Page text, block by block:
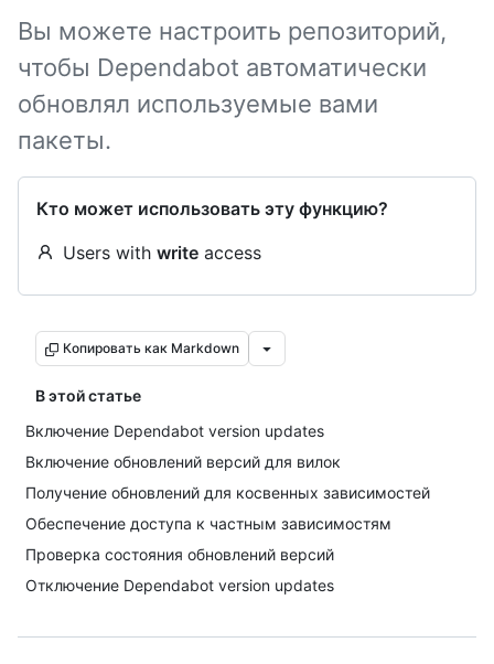
Вы можете настроить репозиторий,
чтобы Dependabot автоматически
обновлял используемые вами
пакеты.
Кто может использовать эту функцию?
Users with write access
Копировать как Markdown
В этой статье
Включение Dependabot version updates
Включение обновлений версий для вилок
Получение обновлений для косвенных зависимостей
Обеспечение доступа к частным зависимостям
Проверка состояния обновлений версий
Отключение Dependabot version updates